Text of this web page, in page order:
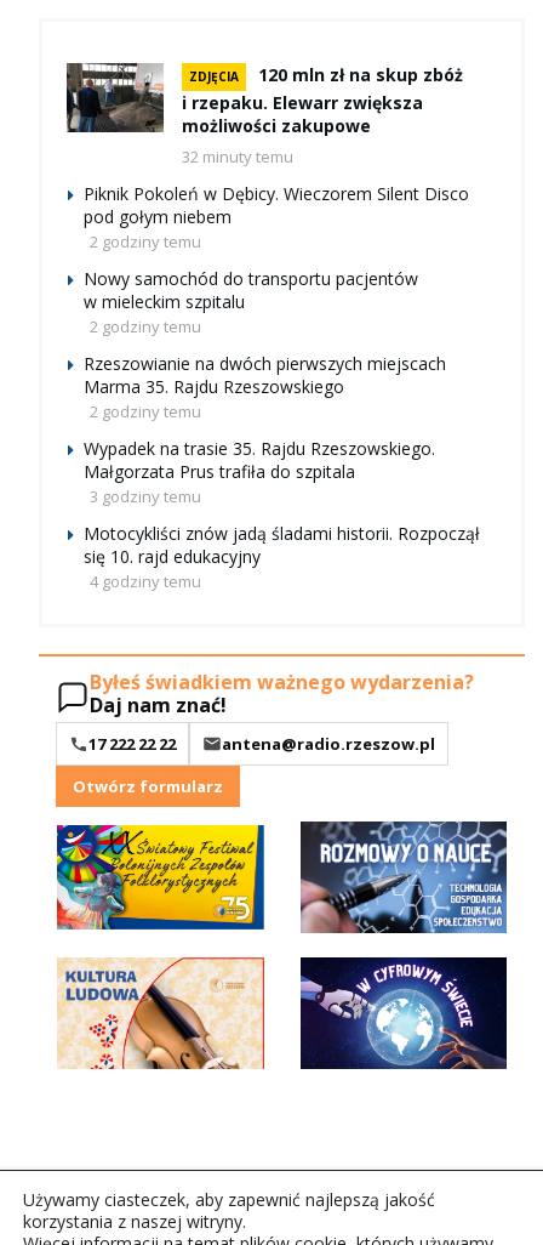
ZDJĘCIA
120 mln zł na skup zbóż
i rzepaku. Elewarr zwiększa
możliwości zakupowe
32 minuty temu
Piknik Pokoleń w Dębicy. Wieczorem Silent Disco
pod gołym niebem
2 godziny temu
Nowy samochód do transportu pacjentów
w mieleckim szpitalu
2 godziny temu
Rzeszowianie na dwóch pierwszych miejscach
Marma 35. Rajdu Rzeszowskiego
2 godziny temu
Wypadek na trasie 35. Rajdu Rzeszowskiego.
Małgorzata Prus trafiła do szpitala
3 godziny temu
Motocykliści znów jadą śladami historii. Rozpoczął
się 10. rajd edukacyjny
4 godziny temu
Byłeś świadkiem ważnego wydarzenia?
Daj nam znać!
17 222 22 22
antena@radio.rzeszow.pl
Otwórz formularz
Używamy ciasteczek, aby zapewnić najlepszą jakość
korzystania z naszej witryny.